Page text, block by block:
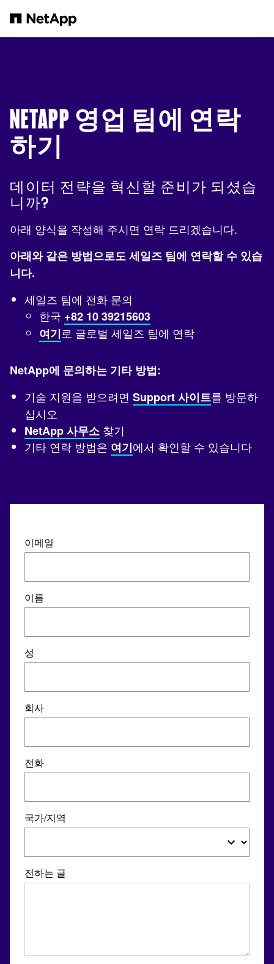
NETAPP 영업 팀에 연락
하기
데이터 전략을 혁신할 준비가 되셨습
니까?
아래 양식을 작성해 주시면 연락 드리겠습니다.
아래와 같은 방법으로도 세일즈 팀에 연락할 수 있습
니다.
세일즈 팀에 전화 문의
한국 +82 10 39215603
여기로 글로벌 세일즈 팀에 연락
NetApp에 문의하는 기타 방법:
기술 지원을 받으려면 Support 사이트를 방문하
십시오
NetApp 사무소 찾기
기타 연락 방법은 여기에서 확인할 수 있습니다
이메일
이름
성
회사
전화
국가/지역
전하는 글